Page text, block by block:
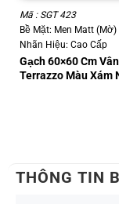
Mã : SGT 423
Bề Mặt: Men Matt (Mờ)
Nhãn Hiệu: Cao Cấp
Gạch 60×60 Cm Vân
Terrazzo Màu Xám
THÔNG TIN